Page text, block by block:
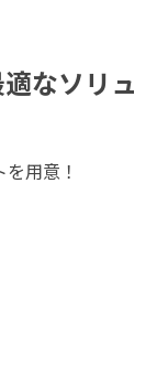
なソリュ
用意！